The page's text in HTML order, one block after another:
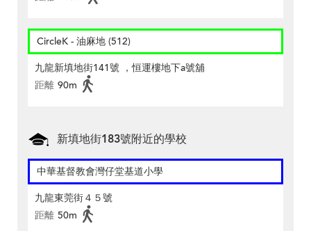
CircleK - 油麻地 (512)
九龍新填地街141號 ，恒運樓地下a號舖
距離 90m
新填地街183號附近的學校
中華基督教會灣仔堂基道小學
九龍東莞街４５號
距離 50m